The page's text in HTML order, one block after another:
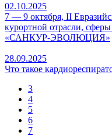
02.10.2025
7 — 9 октября, II
курортной отрасли,
«САНКУР-ЭВОЛЮЦИЯ»
28.09.2025
Что такое
3
4
5
6
7